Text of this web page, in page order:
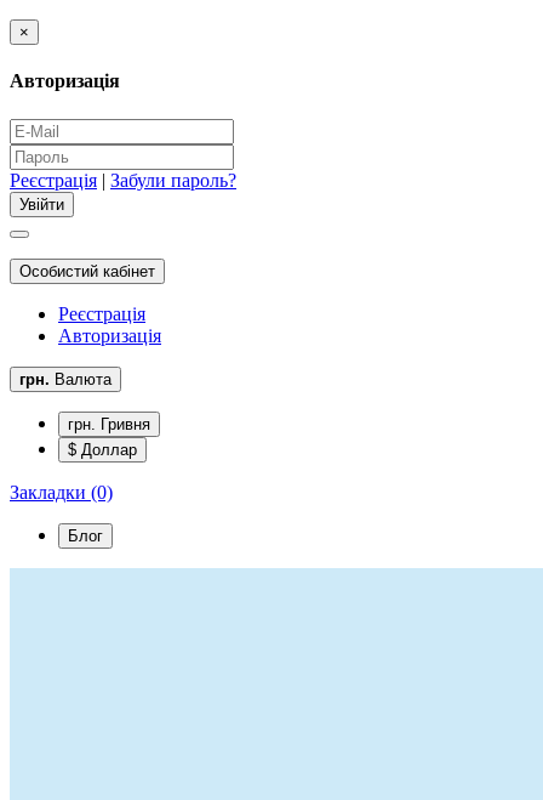
×
Авторизація
Реєстрація | Забули пароль?
Особистий кабінет
Реєстрація
Авторизація
грн. Валюта
грн. Гривня
$ Доллар
Закладки (0)
Блог